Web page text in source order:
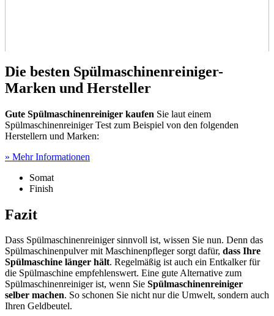
Die besten Spülmaschinenreiniger-
Marken und Hersteller
Gute Spülmaschinenreiniger kaufen Sie laut einem
Spülmaschinenreiniger Test zum Beispiel von den folgenden
Herstellern und Marken:
» Mehr Informationen
Somat
Finish
Fazit
Dass Spülmaschinenreiniger sinnvoll ist, wissen Sie nun. Denn das
Spülmaschinenpulver mit Maschinenpfleger sorgt dafür, dass Ihre
Spülmaschine länger hält. Regelmäßig ist auch ein Entkalker für
die Spülmaschine empfehlenswert. Eine gute Alternative zum
Spülmaschinenreiniger ist, wenn Sie Spülmaschinenreiniger
selber machen. So schonen Sie nicht nur die Umwelt, sondern auch
Ihren Geldbeutel.